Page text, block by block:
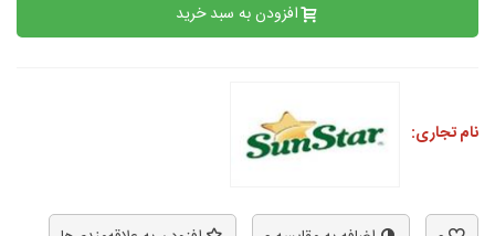
افزودن به سبد خرید
نام تجاری: